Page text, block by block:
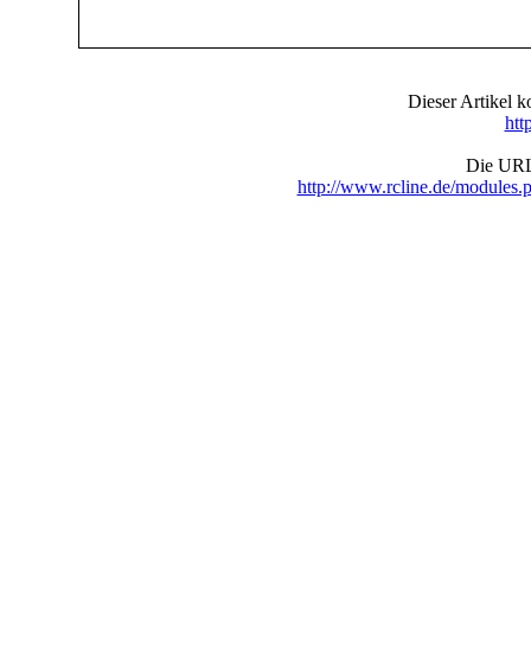
Dieser Artikel
Die
http://www.rcline.de/